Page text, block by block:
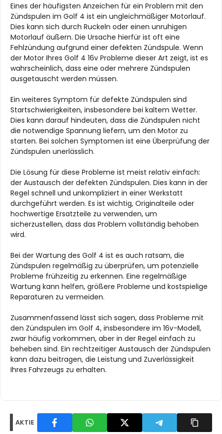
Eines der häufigsten Anzeichen für ein Problem mit den
Zündspulen im Golf 4 ist ein ungleichmäßiger Motorlauf.
Dies kann sich durch Ruckeln oder einen unruhigen
Motorlauf äußern. Die Ursache hierfür ist oft eine
Fehlzündung aufgrund einer defekten Zündspule. Wenn
der Motor Ihres Golf 4 16v Probleme dieser Art zeigt, ist es
wahrscheinlich, dass eine oder mehrere Zündspulen
ausgetauscht werden müssen.
Ein weiteres Symptom für defekte Zündspulen sind
Startschwierigkeiten, insbesondere bei kaltem Wetter.
Dies kann darauf hindeuten, dass die Zündspulen nicht
die notwendige Spannung liefern, um den Motor zu
starten. Bei solchen Symptomen ist eine Überprüfung der
Zündspulen unerlässlich.
Die Lösung für diese Probleme ist meist relativ einfach:
der Austausch der defekten Zündspulen. Dies kann in der
Regel schnell und unkompliziert in einer Werkstatt
durchgeführt werden. Es ist wichtig, Originalteile oder
hochwertige Ersatzteile zu verwenden, um
sicherzustellen, dass das Problem vollständig behoben
wird.
Bei der Wartung des Golf 4 ist es auch ratsam, die
Zündspulen regelmäßig zu überprüfen, um potenzielle
Probleme frühzeitig zu erkennen. Eine regelmäßige
Wartung kann helfen, größere Probleme und kostspielige
Reparaturen zu vermeiden.
Zusammenfassend lässt sich sagen, dass Probleme mit
den Zündspulen im Golf 4, insbesondere im 16v-Modell,
zwar häufig vorkommen, aber in der Regel einfach zu
beheben sind. Ein rechtzeitiger Austausch der Zündspulen
kann dazu beitragen, die Leistung und Zuverlässigkeit
Ihres Fahrzeugs zu erhalten.
AKTIE